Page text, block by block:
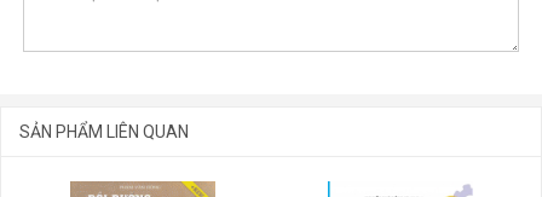
SẢN PHẨM LIÊN QUAN